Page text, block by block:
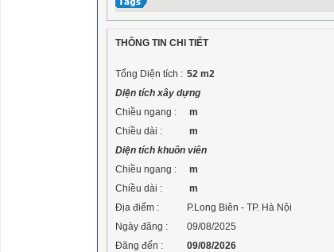
THÔNG TIN CHI TIẾT
Tổng Diện tích : 52 m2
Diện tích xây dựng
Chiều ngang :
m
Chiều dài :
m
Diện tích khuôn viên
Chiều ngang :
m
Chiều dài :
m
Địa điểm :
P.Long Biên - TP. Hà Nội
Ngày đăng :
09/08/2025
Đăng đến :
09/08/2026